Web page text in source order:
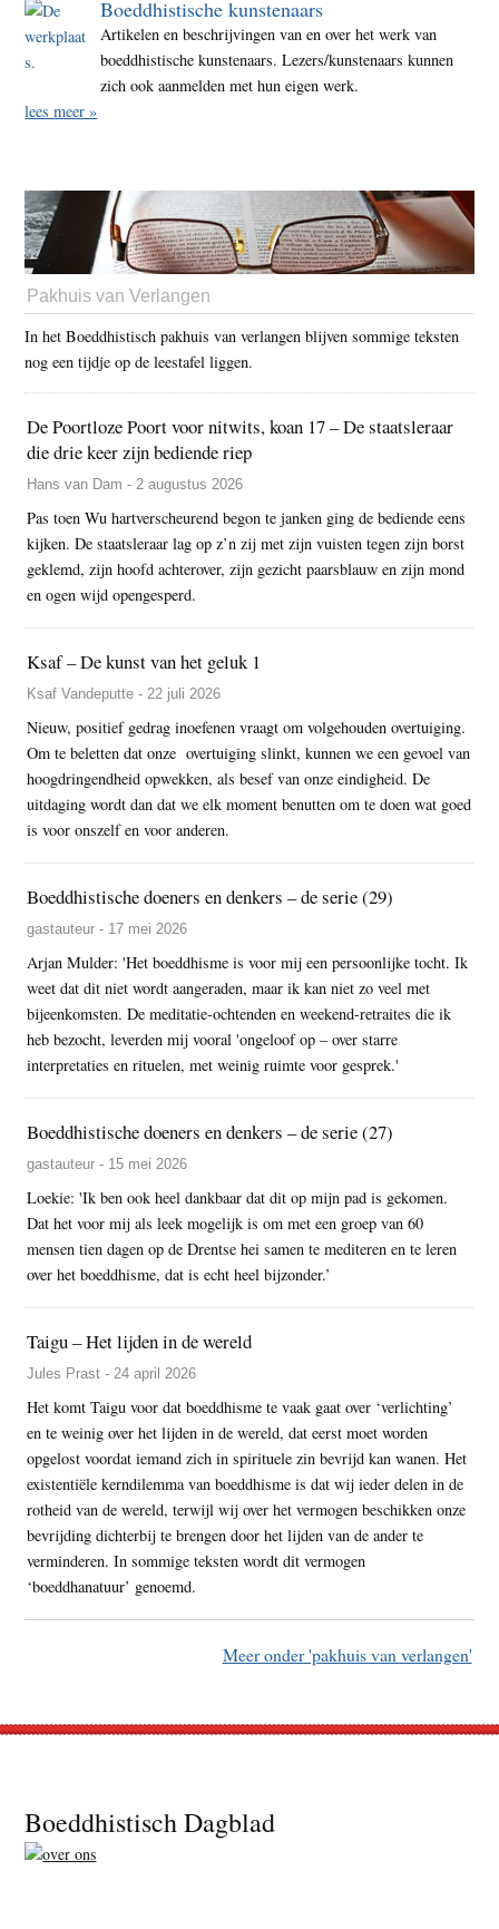
Boeddhistische kunstenaars
Artikelen en beschrijvingen van en over het werk van
boeddhistische kunstenaars. Lezers/kunstenaars kunnen
zich ook aanmelden met hun eigen werk.
lees meer »
Pakhuis van Verlangen
In het Boeddhistisch pakhuis van verlangen blijven sommige teksten
nog een tijdje op de leestafel liggen.
De Poortloze Poort voor nitwits, koan 17 – De staatsleraar
die drie keer zijn bediende riep
Hans van Dam - 2 augustus 2026
Pas toen Wu hartverscheurend begon te janken ging de bediende eens
kijken. De staatsleraar lag op z’n zij met zijn vuisten tegen zijn borst
geklemd, zijn hoofd achterover, zijn gezicht paarsblauw en zijn mond
en ogen wijd opengesperd.
Ksaf – De kunst van het geluk 1
Ksaf Vandeputte - 22 juli 2026
Nieuw, positief gedrag inoefenen vraagt om volgehouden overtuiging.
Om te beletten dat onze overtuiging slinkt, kunnen we een gevoel van
hoogdringendheid opwekken, als besef van onze eindigheid. De
uitdaging wordt dan dat we elk moment benutten om te doen wat goed
is voor onszelf en voor anderen.
Boeddhistische doeners en denkers – de serie (29)
gastauteur - 17 mei 2026
Arjan Mulder: 'Het boeddhisme is voor mij een persoonlijke tocht. Ik
weet dat dit niet wordt aangeraden, maar ik kan niet zo veel met
bijeenkomsten. De meditatie-ochtenden en weekend-retraites die ik
heb bezocht, leverden mij vooral 'ongeloof op – over starre
interpretaties en rituelen, met weinig ruimte voor gesprek.'
Boeddhistische doeners en denkers – de serie (27)
gastauteur - 15 mei 2026
Loekie: 'Ik ben ook heel dankbaar dat dit op mijn pad is gekomen.
Dat het voor mij als leek mogelijk is om met een groep van 60
mensen tien dagen op de Drentse hei samen te mediteren en te leren
over het boeddhisme, dat is echt heel bijzonder.’
Taigu – Het lijden in de wereld
Jules Prast - 24 april 2026
Het komt Taigu voor dat boeddhisme te vaak gaat over ‘verlichting’
en te weinig over het lijden in de wereld, dat eerst moet worden
opgelost voordat iemand zich in spirituele zin bevrijd kan wanen. Het
existentiële kerndilemma van boeddhisme is dat wij ieder delen in de
rotheid van de wereld, terwijl wij over het vermogen beschikken onze
bevrijding dichterbij te brengen door het lijden van de ander te
verminderen. In sommige teksten wordt dit vermogen
‘boeddhanatuur’ genoemd.
Meer onder 'pakhuis van verlangen'
Footer
Boeddhistisch Dagblad